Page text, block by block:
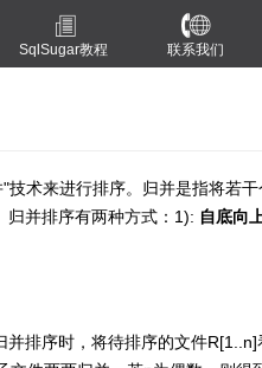
SqlSugar教程 联系我们
术来进行排序。归并是指将若
归并排序有两种方式：1): 自底向
排序时，将待排序的文件R[1..n]